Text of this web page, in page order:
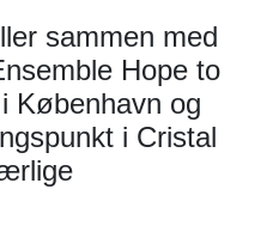
sammen med
Hope to
København og
i Cristal